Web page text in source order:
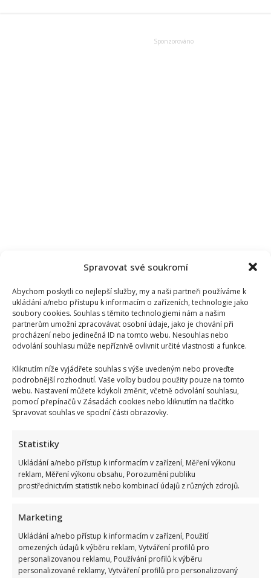
Spravovat své soukromí
Abychom poskytli co nejlepší služby, my a naši partneři používáme k
ukládání a/nebo přístupu k informacím o zařízeních, technologie jako
soubory cookies. Souhlas s těmito technologiemi nám a našim
partnerům umožní zpracovávat osobní údaje, jako je chování při
procházení nebo jedinečná ID na tomto webu. Nesouhlas nebo
odvolání souhlasu může nepříznivě ovlivnit určité vlastnosti a funkce.
Kliknutím níže vyjádřete souhlas s výše uvedeným nebo proveďte
podrobnější rozhodnutí. Vaše volby budou použity pouze na tomto
webu. Nastavení můžete kdykoli změnit, včetně odvolání souhlasu,
pomocí přepínačů v Zásadách cookies nebo kliknutím na tlačítko
Spravovat souhlas ve spodní části obrazovky.
Statistiky
Ukládání a/nebo přístup k informacím v zařízení, Měření výkonu
reklam, Měření výkonu obsahu, Porozumění publiku
prostřednictvím statistik nebo kombinací údajů z různých zdrojů.
Marketing
Ukládání a/nebo přístup k informacím v zařízení, Použití
omezených údajů k výběru reklam, Vytváření profilů pro
personalizovanou reklamu, Používání profilů k výběru
personalizované reklamy, Vytváření profilů pro personalizovaný
Kristýna Leichtová se zastala kojení na veřejnosti pomocí
kontroverzní fotky: Bude prý bojovat celý týden